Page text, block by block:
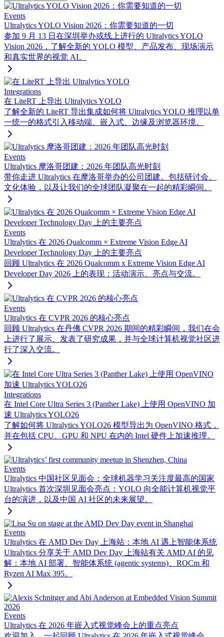
Events
Ultralytics YOLO Vision 2026：你需要知道的一切
参加 9 月 13 日在深圳举办或线上进行的 Ultralytics YOLO
Vision 2026，了解全新的 YOLO 模型、产品发布、现场演示
和真实世界的视觉 AI。
Integrations
在 LiteRT 上导出 Ultralytics YOLO
了解全新的 LiteRT 导出集成如何将 Ultralytics YOLO 推理以单
一统一的格式引入移动端、嵌入式、边缘及浏览器环境。
Events
Ultralytics 摩洛哥团建：2026 年团队高光时刻
带你走进 Ultralytics 在摩洛哥举办的公司团建。包括研讨会、
文化体验，以及让我们的全球团队凝聚在一起的精彩瞬间。
Events
Ultralytics 在 2026 Qualcomm × Extreme Vision Edge AI
Developer Technology Day 上的主要亮点
回顾 Ultralytics 在 2026 Qualcomm x Extreme Vision Edge AI
Developer Day 2026 上的表现：活动演示、亮点与交流。
Events
Ultralytics 在 CVPR 2026 的核心亮点
回顾 Ultralytics 在丹佛 CVPR 2026 期间的精彩瞬间，我们在会
上进行了展示、发表了研究成果，并与全球计算机视觉社区进
行了深入交流。
Integrations
在 Intel Core Ultra Series 3 (Panther Lake) 上使用 OpenVINO 加
速 Ultralytics YOLO26
了解如何将 Ultralytics YOLO26 模型导出为 OpenVINO 格式，
并在包括 CPU、GPU 和 NPU 在内的 Intel 硬件上加速推理。
Events
Ultralytics 中国社区见面会：全球机器学习关注度最高的国家
Ultralytics 首次深圳见面会亮点：YOLO 向全能计算机视觉平
台的演进，以及中国 AI 社区的未来展望。
Events
Ultralytics 在 AMD Dev Day 上海站：本地 AI 遇上智能体系统
Ultralytics 分享关于 AMD Dev Day 上海站有关 AMD AI 的见
解：本地 AI 部署、智能体系统 (agentic systems)、ROCm 和
Ryzen AI Max 395。
Events
Ultralytics 在 2026 年嵌入式视觉峰会上的重点亮点